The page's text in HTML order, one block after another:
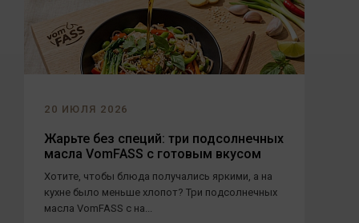
20 ИЮЛЯ 2026
Жарьте без специй: три подсолнечных
масла VomFASS с готовым вкусом
Хотите, чтобы блюда получались яркими, а на
кухне было меньше хлопот? Три подсолнечных
масла VomFASS с на...